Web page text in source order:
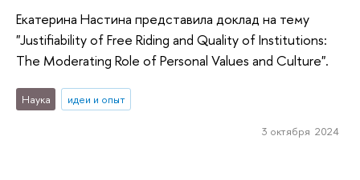
Екатерина Настина представила доклад на тему
"Justifiability of Free Riding and Quality of Institutions:
The Moderating Role of Personal Values and Culture".
Наука идеи и опыт
3 октября 2024